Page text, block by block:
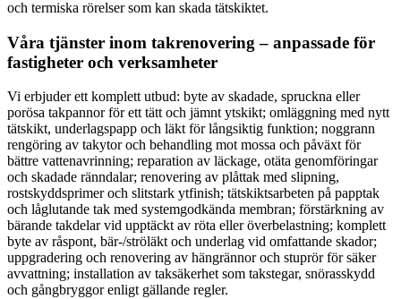
och termiska rörelser som kan skada tätskiktet.
Våra tjänster inom takrenovering – anpassade för
fastigheter och verksamheter
Vi erbjuder ett komplett utbud: byte av skadade, spruckna eller
porösa takpannor för ett tätt och jämnt ytskikt; omläggning med nytt
tätskikt, underlagspapp och läkt för långsiktig funktion; noggrann
rengöring av takytor och behandling mot mossa och påväxt för
bättre vattenavrinning; reparation av läckage, otäta genomföringar
och skadade ränndalar; renovering av plåttak med slipning,
rostskyddsprimer och slitstark ytfinish; tätskiktsarbeten på papptak
och låglutande tak med systemgodkända membran; förstärkning av
bärande takdelar vid upptäckt av röta eller överbelastning; komplett
byte av råspont, bär‑/ströläkt och underlag vid omfattande skador;
uppgradering och renovering av hängrännor och stuprör för säker
avvattning; installation av taksäkerhet som takstegar, snörasskydd
och gångbryggor enligt gällande regler.